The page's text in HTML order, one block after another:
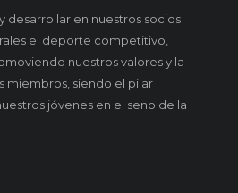
desarrollar en nuestros socios
el deporte competitivo,
nuestros valores y la
miembros, siendo el pilar
jóvenes en el seno de la